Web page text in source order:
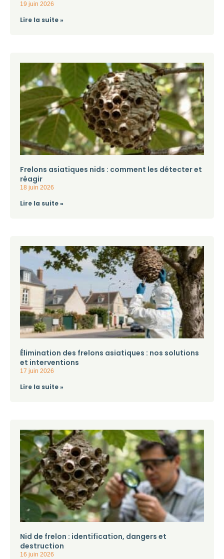
19 juin 2026
Lire la suite »
Frelons asiatiques nids : comment les détecter et
réagir
18 juin 2026
Lire la suite »
Élimination des frelons asiatiques : nos solutions
et interventions
17 juin 2026
Lire la suite »
Nid de frelon : identification, dangers et
destruction
16 juin 2026